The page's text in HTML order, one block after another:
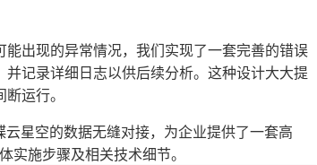
能出现的异常情况，我们实现了一套完善的错误
记录详细日志以供后续分析。这种设计大大提
运行。
星空的数据无缝对接，为企业提供了一套高
施步骤及相关技术细节。